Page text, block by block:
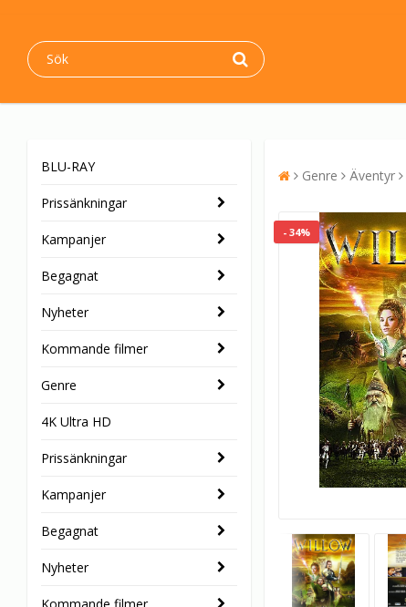
BLU-RAY
Prissänkningar
Kampanjer
Begagnat
Nyheter
Kommande filmer
Genre
4K Ultra HD
Prissänkningar
Kampanjer
Begagnat
Nyheter
Genre Äventyr
- 34%